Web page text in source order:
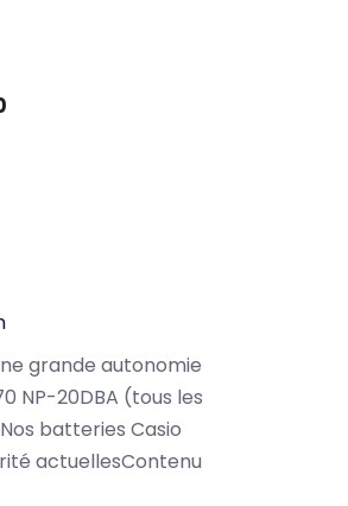
grande autonomie
NP-20DBA (tous les
batteries Casio
actuellesContenu